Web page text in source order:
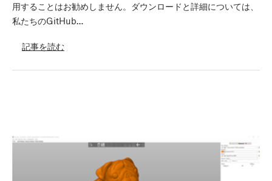
用することはお勧めしません。ダウンロードと詳細については、
私たちのGitHub…
記事を読む